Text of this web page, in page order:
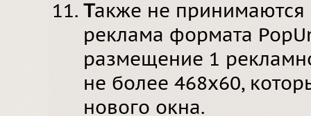
Также не
реклама формата
размещение 1
не более 468х60,
нового окна.